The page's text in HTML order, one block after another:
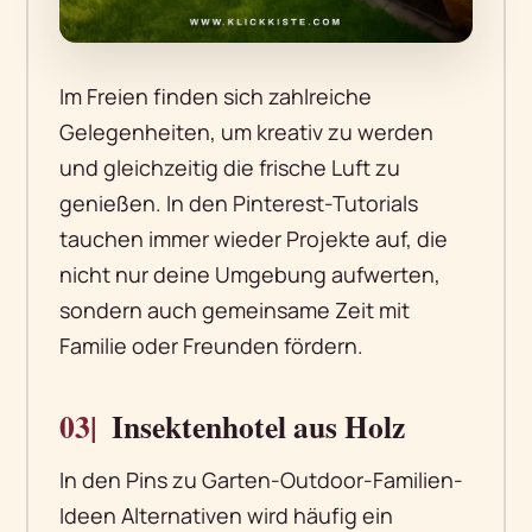
Im Freien finden sich zahlreiche
Gelegenheiten, um kreativ zu werden
und gleichzeitig die frische Luft zu
genießen. In den Pinterest-Tutorials
tauchen immer wieder Projekte auf, die
nicht nur deine Umgebung aufwerten,
sondern auch gemeinsame Zeit mit
Familie oder Freunden fördern.
03| Insektenhotel aus Holz
In den Pins zu Garten-Outdoor-Familien-
Ideen Alternativen wird häufig ein